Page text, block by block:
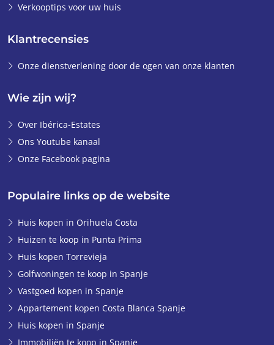
Populaire links op de website
Huis kopen in Orihuela Costa
Huizen te koop in Punta Prima
Huis kopen Torrevieja
Golfwoningen te koop in Spanje
Vastgoed kopen in Spanje
Appartement kopen Costa Blanca Spanje
Huis kopen in Spanje
Immobiliën te koop in Spanje
Verkooptips voor uw huis
Klantrecensies
Onze dienstverlening door de ogen van onze klanten
Wie zijn wij?
Over Ibérica-Estates
Ons Youtube kanaal
Onze Facebook pagina